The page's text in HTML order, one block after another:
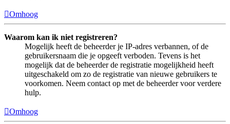
Omhoog
Waarom kan ik niet registreren?
Mogelijk heeft de beheerder je IP-adres verbannen, of de
gebruikersnaam die je opgeeft verboden. Tevens is het
mogelijk dat de beheerder de registratie mogelijkheid heeft
uitgeschakeld om zo de registratie van nieuwe gebruikers te
voorkomen. Neem contact op met de beheerder voor verdere
hulp.
Omhoog